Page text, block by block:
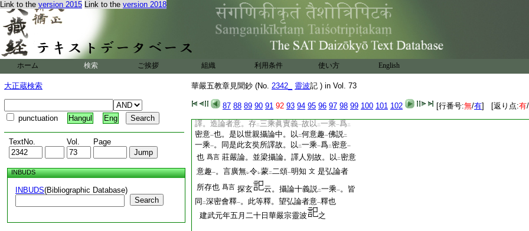
Link to the version 2015 Link to the version 2018
ホーム 検索 ご挨拶 組織 利用条件 使い方 English
大正蔵検索
punctuation Hangul Eng
TextNo. Vol. Page
INBUDS
INBUDS(Bibliographic Database)
Search
華嚴五教章見聞鈔 (No. 2342_ 靈波記 ) in Vol. 73
87 88 89 90 91 92 93 94 95 96 97 98 99 100 101 102 [行番号:無/有] [返り点:有/
意樂下復次得レ意故。二意樂中別義也。合二
意及化爲 一義 。以二 定性一 説二一乘 一 。爲 二 一義一
者。成二十義一 歟。一義云。今定性説一乘者。即
餘論云。諸佛説
一乘
。即是此句也。上不定
二菩薩種姓一故。爲二定
性説一乘
此意 。可 了簡 也師云。莊嚴
論八意者。祕密義可 同 梁論料簡 也。但約
レ 法説 レ之者。一乘義隱密。是故云 二八意
也。實
此八意中。以
第八 顯了一乘 。餘爲
問。若爾者。如何無性攝論云。依 二此密意一
。
譯。造論者意。存二 三乘眞實義一故以 二一乘一爲 二
密意一也。是以世親攝論中。以 二何意趣一佛説二
一乘一。同是此玄奘所譯故。以 二一乘一爲二密意一
也 爲言 莊嚴論。並梁攝論。譯人別故。以 二密意
意趣一。言廣無レ令レ蒙二二頌一明知 文 是弘論者
所存也 爲言 探玄 云。攝論十義説二一乘一。皆
同 二深密會釋一。此等釋。望弘論者意一釋也
建武元年五月二十日華嚴宗靈波
之